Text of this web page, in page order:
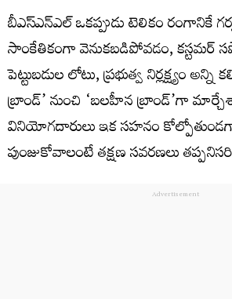
బీఎస్ఎన్ఎల్‌ ఒకప్పుడు టెలికం రంగానికే
సాంకేతికంగా వెనుకబడిపోవడం, కస్టమర్‌
పెట్టుబడుల లోటు, ప్రభుత్వ నిర్లక్ష్యం అన్ని
బ్రాండ్‌’ నుంచి ‘బలహీన బ్రాండ్‌’గా
వినియోగదారులు ఇక సహనం
పుంజుకోవాలంటే తక్షణ సవరణలు